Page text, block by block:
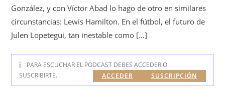
González, y con Víctor Abad lo hago de otro en similares
circunstancias: Lewis Hamilton. En el fútbol, el futuro de
Julen Lopetegui, tan inestable como […]
PARA ESCUCHAR EL PODCAST DEBES ACCEDER O
SUSCRIBIRTE.
SUSCRIPCIÓN
ACCEDER